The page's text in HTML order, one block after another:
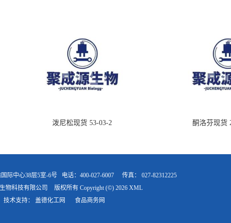
泼尼松现货 53-03-2 酮洛芬现货
际中心38层5室-6号 电话：400-027-6007 传真： 027-82312225
物科技有限公司
版权所有 Copyright (©) 2026 XML
技术支持： 盖德化工网 食品商务网